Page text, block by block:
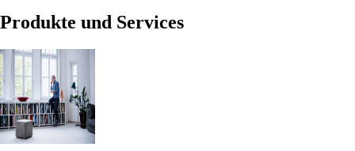
Produkte und Services